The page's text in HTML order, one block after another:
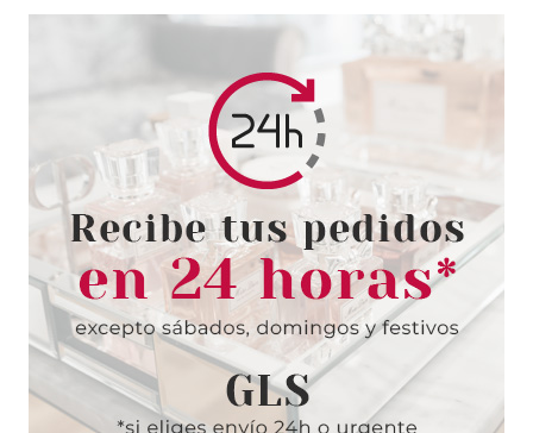
CHRISTIAN DIOR
CHRISTIAN DIOR POISON GIRL
EDT 100 ML
Pvr 111.00€
-21%
desde
87.52€